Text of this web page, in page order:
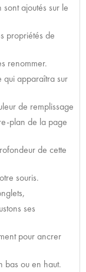
ajoutés sur le
propriétés de
renommer.
qui apparaîtra sur
de remplissage
plan de la page
de cette
souris.
ses
pour ancrer
bas ou en haut.